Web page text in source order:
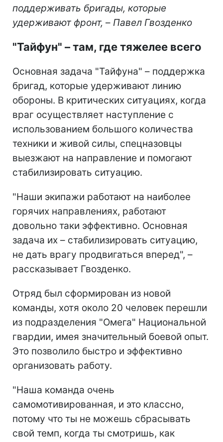
поддерживать бригады, которые
удерживают фронт, – Павел Гвозденко
"Тайфун" – там, где тяжелее всего
Основная задача "Тайфуна" – поддержка
бригад, которые удерживают линию
обороны. В критических ситуациях, когда
враг осуществляет наступление с
использованием большого количества
техники и живой силы, спецназовцы
выезжают на направление и помогают
стабилизировать ситуацию.
"Наши экипажи работают на наиболее
горячих направлениях, работают
довольно таки эффективно. Основная
задача их – стабилизировать ситуацию,
не дать врагу продвигаться вперед", –
рассказывает Гвозденко.
Отряд был сформирован из новой
команды, хотя около 20 человек перешли
из подразделения "Омега" Национальной
гвардии, имея значительный боевой опыт.
Это позволило быстро и эффективно
организовать работу.
"Наша команда очень
самомотивированная, и это классно,
потому что ты не можешь сбрасывать
свой темп, когда ты смотришь, как